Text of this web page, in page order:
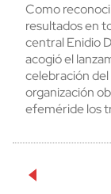
Como
resultados en
central Enidio
acogió el
celebración
organización
efeméride los